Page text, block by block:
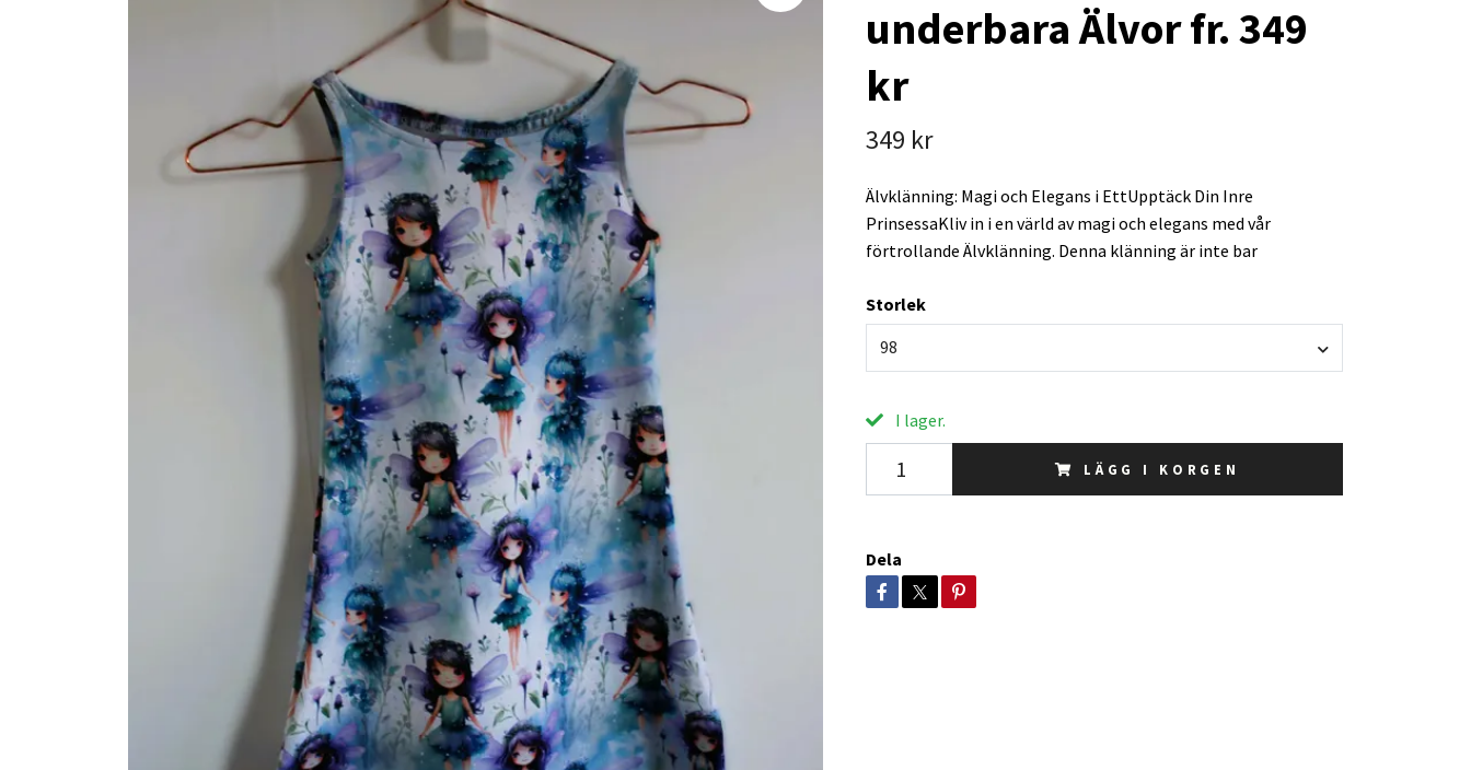
underbara Älvor fr. 349
kr
349 kr
Älvklänning: Magi och Elegans i EttUpptäck Din Inre
PrinsessaKliv in i en värld av magi och elegans med vår
förtrollande Älvklänning. Denna klänning är inte bar
Storlek
98
I lager.
LÄGG I KORGEN
Dela